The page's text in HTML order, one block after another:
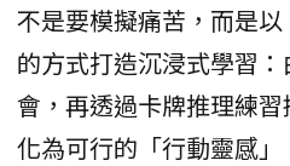
不是要模擬痛苦，而是以
的方式打造沉浸式學習
會，再透過卡牌推理練
化為可行的「行動靈感